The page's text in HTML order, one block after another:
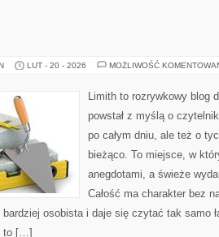
LUT - 20 - 2026 MOŻLIWOŚĆ
Limith to rozrywkowy blog
powstał z myślą o
po całym dniu, ale też o
bieżąco. To miejsce, w
anegdotami, a świeże
Całość ma charakter bez
osobista i daje się czytać tak samo
to […]